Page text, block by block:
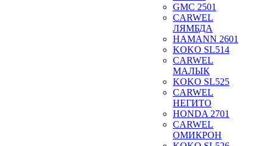
GMC 2501
CARWEL
ЛЯМБДА
HAMANN 2601
KOKO SL514
CARWEL
МАЛЫК
KOKO SL525
CARWEL
НЕГИТО
HONDA 2701
CARWEL
ОМИКРОН